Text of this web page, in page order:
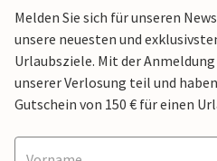
Melden Sie sich für unseren
unsere neuesten und
Urlaubsziele. Mit der
unserer Verlosung teil und
Gutschein von 150 € für einen